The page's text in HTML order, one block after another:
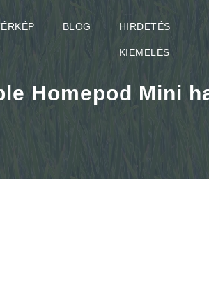
BLOG HIRDETÉS
KIEMELÉS
Homepod Mini